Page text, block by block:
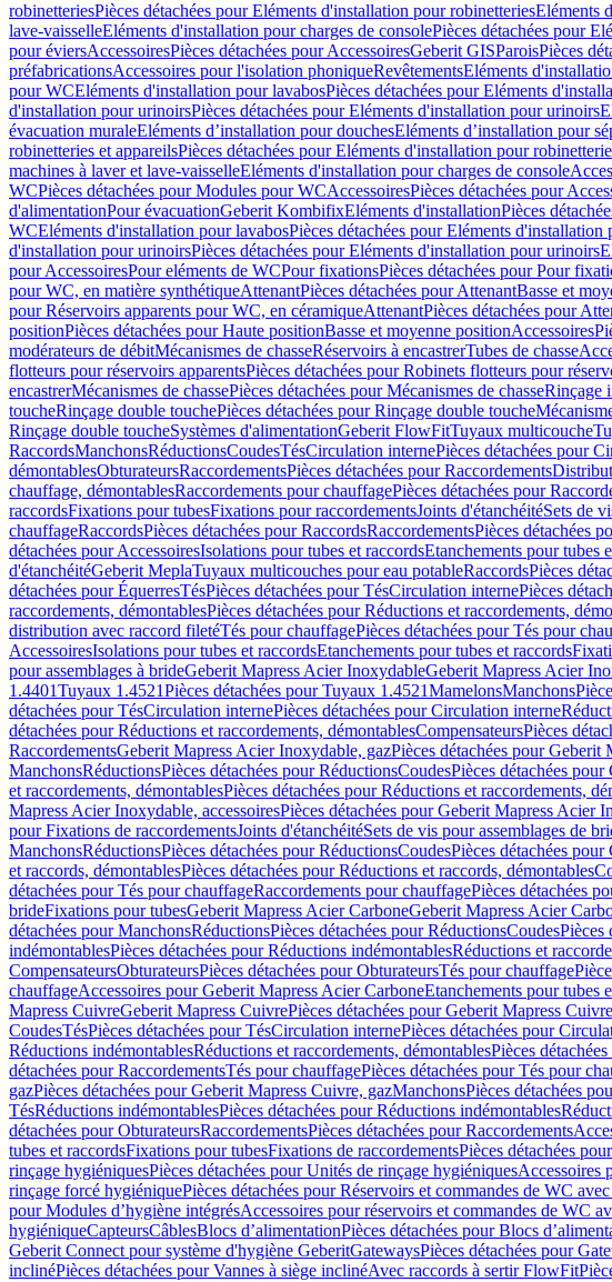
robinetteriesPièces détachées pour Eléments d'installation pour robinetteriesEléments
lave-vaisselleEléments d'installation pour charges de consolePièces détachées pour
pour éviersAccessoiresPièces détachées pour AccessoiresGeberit GISParoisPièces
préfabricationsAccessoires pour l'isolation phoniqueRevêtementsEléments
pour WCEléments d'installation pour lavabosPièces détachées pour Eléments
d'installation pour urinoirsPièces détachées pour Eléments d'installation pour urinoirs
évacuation muraleEléments d’installation pour douchesEléments d’installation pour
robinetteries et appareilsPièces détachées pour Eléments d'installation pour
machines à laver et lave-vaisselleEléments d'installation pour charges de console
WCPièces détachées pour Modules pour WCAccessoiresPièces détachées pour
d'alimentationPour évacuationGeberit KombifixEléments d'installationPièces
WCEléments d'installation pour lavabosPièces détachées pour Eléments d'installation
d'installation pour urinoirsPièces détachées pour Eléments d'installation pour urinoirs
pour AccessoiresPour eléments de WCPour fixationsPièces détachées pour Pour
pour WC, en matière synthétiqueAttenantPièces détachées pour AttenantBasse et
pour Réservoirs apparents pour WC, en céramiqueAttenantPièces détachées pour
positionPièces détachées pour Haute positionBasse et moyenne positionAccessoires
modérateurs de débitMécanismes de chasseRéservoirs à encastrerTubes de chasse
flotteurs pour réservoirs apparentsPièces détachées pour Robinets flotteurs pour
encastrerMécanismes de chassePièces détachées pour Mécanismes de chasseRinçage
toucheRinçage double touchePièces détachées pour Rinçage double touche
Rinçage double toucheSystèmes d'alimentationGeberit FlowFitTuyaux multicouche
RaccordsManchonsRéductionsCoudesTésCirculation internePièces détachées pour
démontablesObturateursRaccordementsPièces détachées pour Raccordements
chauffage, démontablesRaccordements pour chauffagePièces détachées pour
raccordsFixations pour tubesFixations pour raccordementsJoints d'étanchéitéSets de
chauffageRaccordsPièces détachées pour RaccordsRaccordementsPièces détachées
détachées pour AccessoiresIsolations pour tubes et raccordsEtanchements pour tubes
d'étanchéitéGeberit MeplaTuyaux multicouches pour eau potableRaccordsPièces
détachées pour ÉquerresTésPièces détachées pour TésCirculation internePièces
raccordements, démontablesPièces détachées pour Réductions et raccordements,
distribution avec raccord filetéTés pour chauffagePièces détachées pour Tés pour
AccessoiresIsolations pour tubes et raccordsEtanchements pour tubes et raccords
pour assemblages à brideGeberit Mapress Acier InoxydableGeberit Mapress Acier
1.4401Tuyaux 1.4521Pièces détachées pour Tuyaux 1.4521MamelonsManchons
détachées pour TésCirculation internePièces détachées pour Circulation interne
détachées pour Réductions et raccordements, démontablesCompensateursPièces
RaccordementsGeberit Mapress Acier Inoxydable, gazPièces détachées pour
ManchonsRéductionsPièces détachées pour RéductionsCoudesPièces détachées pour
et raccordements, démontablesPièces détachées pour Réductions et raccordements,
Mapress Acier Inoxydable, accessoiresPièces détachées pour Geberit Mapress Acier
pour Fixations de raccordementsJoints d'étanchéitéSets de vis pour assemblages de
ManchonsRéductionsPièces détachées pour RéductionsCoudesPièces détachées pour
et raccords, démontablesPièces détachées pour Réductions et raccords, démontables
détachées pour Tés pour chauffageRaccordements pour chauffagePièces détachées
brideFixations pour tubesGeberit Mapress Acier CarboneGeberit Mapress Acier
détachées pour ManchonsRéductionsPièces détachées pour RéductionsCoudesPièces
indémontablesPièces détachées pour Réductions indémontablesRéductions et
CompensateursObturateursPièces détachées pour ObturateursTés pour chauffage
chauffageAccessoires pour Geberit Mapress Acier CarboneEtanchements pour tubes
Mapress CuivreGeberit Mapress CuivrePièces détachées pour Geberit Mapress Cuivre
CoudesTésPièces détachées pour TésCirculation internePièces détachées pour
Réductions indémontablesRéductions et raccordements, démontablesPièces
détachées pour RaccordementsTés pour chauffagePièces détachées pour Tés pour
gazPièces détachées pour Geberit Mapress Cuivre, gazManchonsPièces détachées
TésRéductions indémontablesPièces détachées pour Réductions indémontables
détachées pour ObturateursRaccordementsPièces détachées pour Raccordements
tubes et raccordsFixations pour tubesFixations de raccordementsPièces détachées
rinçage hygiéniquesPièces détachées pour Unités de rinçage hygiéniquesAccessoires
rinçage forcé hygiéniquePièces détachées pour Réservoirs et commandes de WC
pour Modules d’hygiène intégrésAccessoires pour réservoirs et commandes de WC
hygiéniqueCapteursCâblesBlocs d’alimentationPièces détachées pour Blocs
Geberit Connect pour système d'hygiène GeberitGatewaysPièces détachées pour
inclinéPièces détachées pour Vannes à siège inclinéAvec raccords à sertir FlowFit